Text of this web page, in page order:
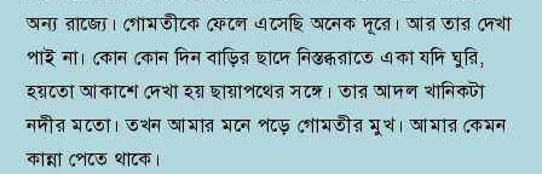
অন্য রাজ্যে। গোমতীকে ফেলে এসেছি অনেক দূরে। আর তার দেখা
পাই না। কোন কোন দিন বাড়ির ছাদে নিস্তব্ধরাতে একা যদি ঘুরি,
হয়তো আকাশে দেখা হয় ছায়াপথের সঙ্গে। তার আদল খানিকটা
নদীর মতো। তখন আমার মনে পড়ে গোমতীর মুখ। আমার কেমন
কান্না পেতে থাকে।